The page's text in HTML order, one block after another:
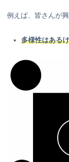
例えば、皆さんが
多様性はある